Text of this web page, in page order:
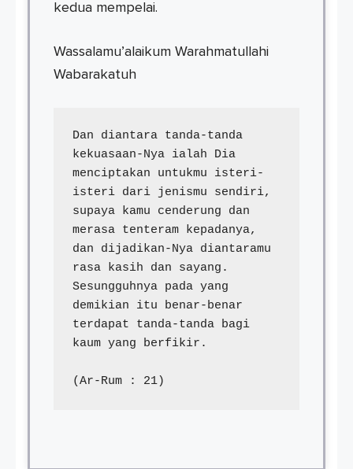
kedua mempelai.
Wassalamu’alaikum Warahmatullahi
Wabarakatuh
Dan diantara tanda-tanda
kekuasaan-Nya ialah Dia
menciptakan untukmu isteri-
isteri dari jenismu sendiri,
supaya kamu cenderung dan
merasa tenteram kepadanya,
dan dijadikan-Nya diantaramu
rasa kasih dan sayang.
Sesungguhnya pada yang
demikian itu benar-benar
terdapat tanda-tanda bagi
kaum yang berfikir.
(Ar-Rum : 21)